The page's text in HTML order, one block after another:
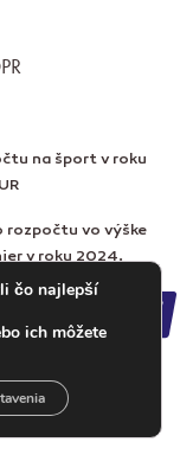
na šport v roku
vo výške
v roku 2024.
čo najlepší
ich môžete